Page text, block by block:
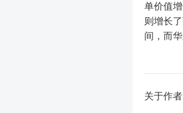
单价值
则增长
间，而
关于作